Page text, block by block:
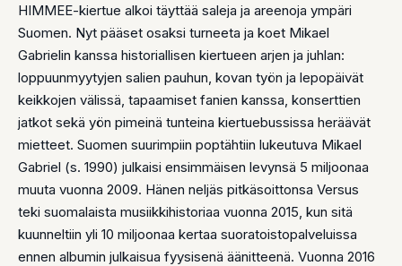
HIMMEE-kiertue alkoi täyttää saleja ja areenoja ympäri
Suomen. Nyt pääset osaksi turneeta ja koet Mikael
Gabrielin kanssa historiallisen kiertueen arjen ja juhlan:
loppuunmyytyjen salien pauhun, kovan työn ja lepopäivät
keikkojen välissä, tapaamiset fanien kanssa, konserttien
jatkot sekä yön pimeinä tunteina kiertuebussissa heräävät
mietteet. Suomen suurimpiin poptähtiin lukeutuva Mikael
Gabriel (s. 1990) julkaisi ensimmäisen levynsä 5 miljoonaa
muuta vuonna 2009. Hänen neljäs pitkäsoittonsa Versus
teki suomalaista musiikkihistoriaa vuonna 2015, kun sitä
kuunneltiin yli 10 miljoonaa kertaa suoratoistopalveluissa
ennen albumin julkaisua fyysisenä äänitteenä. Vuonna 2016